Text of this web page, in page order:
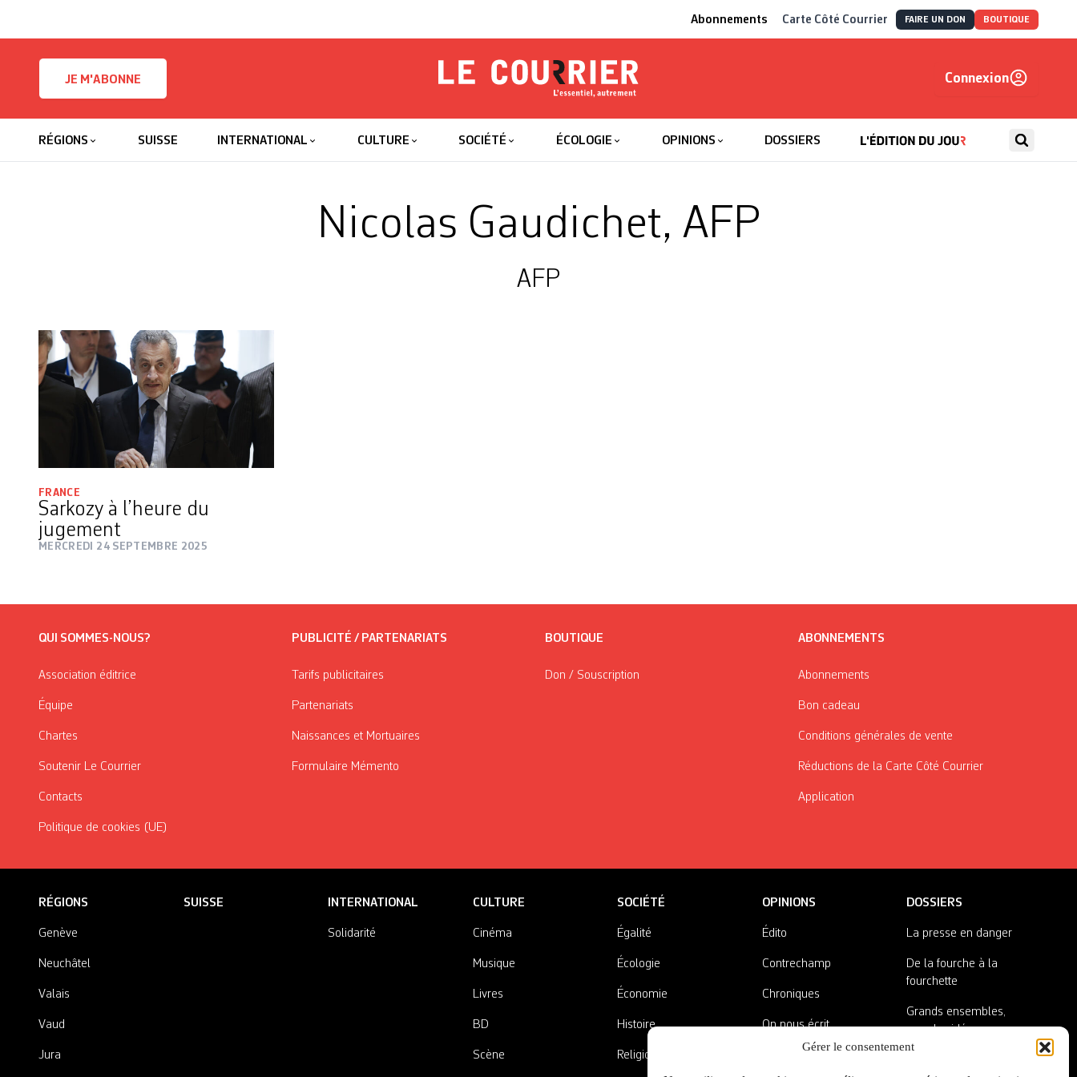
Gérer le consentement
Abonnements Carte Côté Courrier FAIRE UN DON BOUTIQUE
JE M'ABONNE
Le Courrier
Connexion
RÉGIONS SUISSE INTERNATIONAL CULTURE SOCIÉTÉ ÉCOLOGIE OPINIONS DOSSIERS
Nicolas Gaudichet, AFP
AFP
FRANCE
Sarkozy à l’heure du
jugement
MERCREDI 24 SEPTEMBRE 2025
QUI SOMMES-NOUS?
Association éditrice
Équipe
Chartes
Soutenir Le Courrier
Contacts
Politique de cookies (UE)
PUBLICITÉ / PARTENARIATS
Tarifs publicitaires
Partenariats
Naissances et Mortuaires
Formulaire Mémento
BOUTIQUE
Don / Souscription
ABONNEMENTS
Abonnements
Bon cadeau
Conditions générales de vente
Réductions de la Carte Côté Courrier
Application
RÉGIONS
Genève
Neuchâtel
Valais
Vaud
Jura
SUISSE INTERNATIONAL
Solidarité
CULTURE
Cinéma
Musique
Livres
BD
Scène
SOCIÉTÉ
Égalité
Écologie
Économie
Histoire
Religions
OPINIONS
Édito
Contrechamp
Chroniques
On nous écrit
DOSSIERS
La presse en danger
De la fourche à la
fourchette
Grands ensembles,
grandes idées